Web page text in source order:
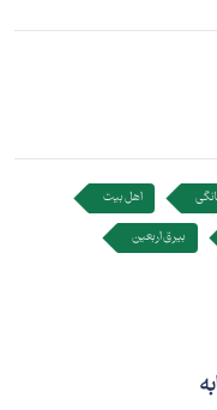
اهل بیت
بیرق اربعین